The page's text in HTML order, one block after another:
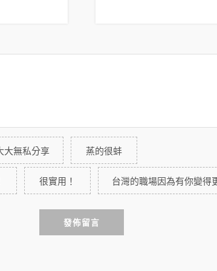
大無私分享 蒸的很蚌
很實用！ 台灣的職場因為有你變得
發佈留言